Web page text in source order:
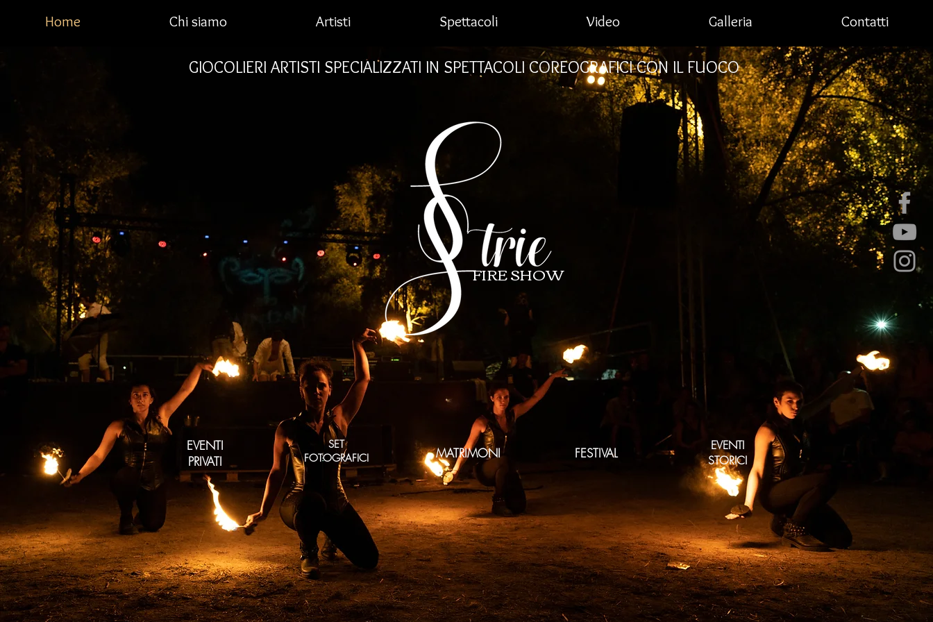
GIOCOLIERI ARTISTI SPECIALIZZATI IN SPETTACOLI COREOGRAFICI CON IL FUOCO
FIRE SHOW
EVENTI
PRIVATI
SET
FOTOGRAFICI
MATRIMONI FESTIVAL
EVENTI
STORICI
Home Chi siamo Artisti Spettacoli Video Galleria Contatti